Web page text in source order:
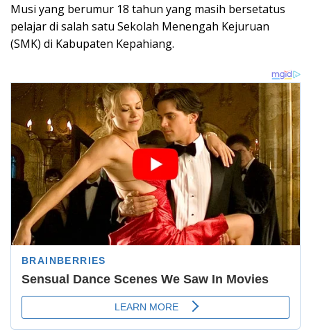
Musi yang berumur 18 tahun yang masih bersetatus
pelajar di salah satu Sekolah Menengah Kejuruan
(SMK) di Kabupaten Kepahiang.